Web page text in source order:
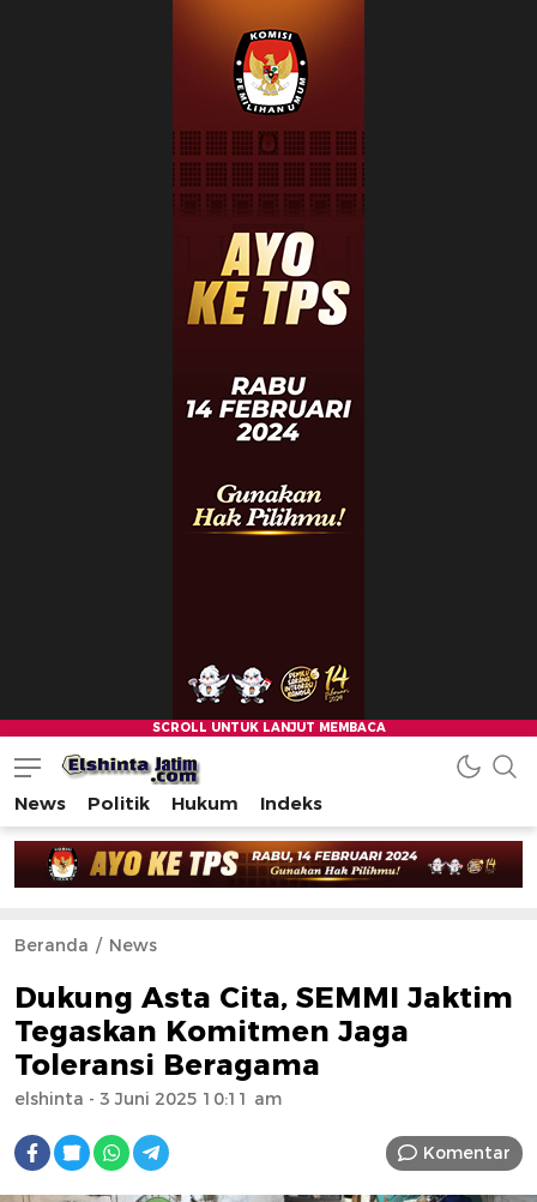
News Politik Hukum Indeks
Beranda News
Dukung Asta Cita, SEMMI Jaktim
Tegaskan Komitmen Jaga
Toleransi Beragama
elshinta - 3 Juni 2025 10:11 am
Komentar